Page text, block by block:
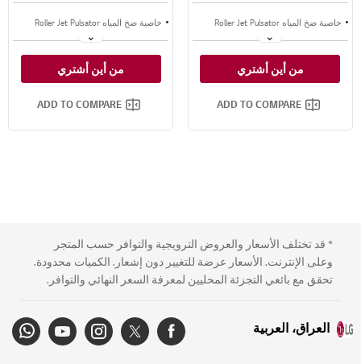
خاصية ضخ المياه Roller Jet Pulsator
برناج تجفيف Wind Jet Dry
من أين أشتري
ADD TO COMPARE
خاصية ضخ المياه Roller Jet Pulsator
برناج تجفيف Wind Jet Dry
من أين أشتري
ADD TO COMPARE
* قد تختلف الأسعار والعروض الترويجية والتوافر حسب المتجر
وعلى الإنترنت. الأسعار عرضة للتغيير دون إشعار. الكميات محدودة.
تحقق مع بائعي التجزئة المحليين لمعرفة السعر النهائي والتوافر.
العراق، العربية